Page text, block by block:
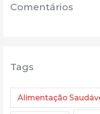
Comentários
Tags
Alimentação